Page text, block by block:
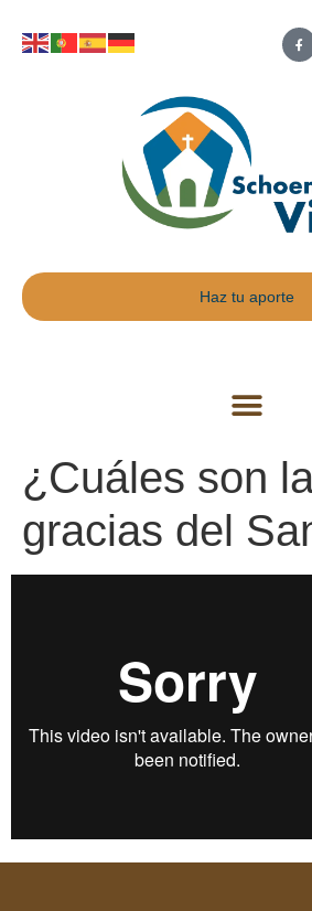
Haz tu aporte
¿Cuáles son
gracias del